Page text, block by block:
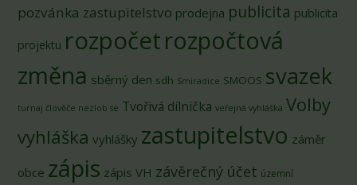
pozvánka zastupitelstvo prodejna publicita publicita
projektu rozpočetrozpočtová
změna sběrný den sdh Smiradice SMOOS svazek
turnaj člověče nezlob se Tvořivá dílnička veřejná vyhláška Volby
vyhláška vyhlášky zastupitelstvo záměr
obce zápis zápis VH závěrečný účet územní